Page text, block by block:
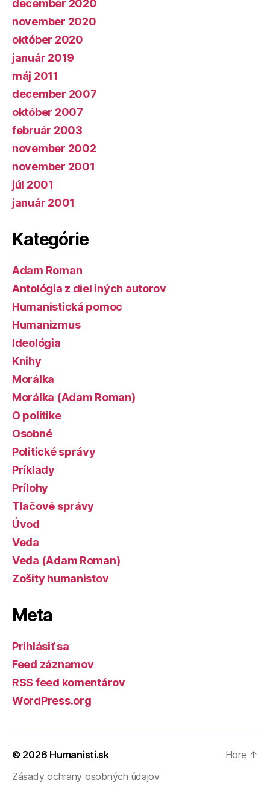
december 2020
november 2020
október 2020
január 2019
máj 2011
december 2007
október 2007
február 2003
november 2002
november 2001
júl 2001
január 2001
Kategórie
Adam Roman
Antológia z diel iných autorov
Humanistická pomoc
Humanizmus
Ideológia
Knihy
Morálka
Morálka (Adam Roman)
O politike
Osobné
Politické správy
Príklady
Prílohy
Tlačové správy
Úvod
Veda
Veda (Adam Roman)
Zošity humanistov
Meta
Prihlásiť sa
Feed záznamov
RSS feed komentárov
WordPress.org
© 2026 Humanisti.sk
Zásady ochrany osobných údajov
Hore ↑